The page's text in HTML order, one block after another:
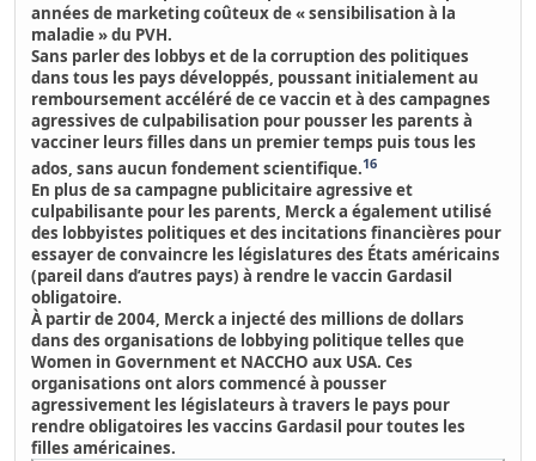
années de marketing coûteux de « sensibilisation à la
maladie » du PVH.
Sans parler des lobbys et de la corruption des politiques
dans tous les pays développés, poussant initialement au
remboursement accéléré de ce vaccin et à des campagnes
agressives de culpabilisation pour pousser les parents à
vacciner leurs filles dans un premier temps puis tous les
ados, sans aucun fondement scientifique.16
En plus de sa campagne publicitaire agressive et
culpabilisante pour les parents, Merck a également utilisé
des lobbyistes politiques et des incitations financières pour
essayer de convaincre les législatures des États américains
(pareil dans d’autres pays) à rendre le vaccin Gardasil
obligatoire.
À partir de 2004, Merck a injecté des millions de dollars
dans des organisations de lobbying politique telles que
Women in Government et NACCHO aux USA. Ces
organisations ont alors commencé à pousser
agressivement les législateurs à travers le pays pour
rendre obligatoires les vaccins Gardasil pour toutes les
filles américaines.